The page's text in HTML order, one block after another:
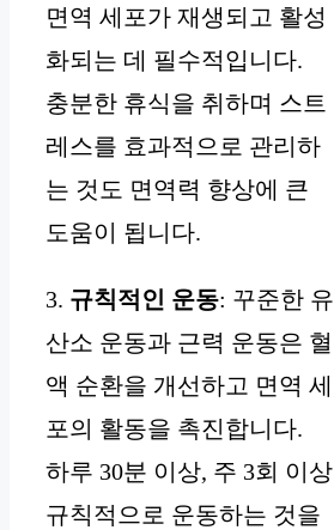
면역 세포가 재생되고 활성
화되는 데 필수적입니다.
충분한 휴식을 취하며 스트
레스를 효과적으로 관리하
는 것도 면역력 향상에 큰
도움이 됩니다.
3. 규칙적인 운동: 꾸준한 유
산소 운동과 근력 운동은 혈
액 순환을 개선하고 면역 세
포의 활동을 촉진합니다.
하루 30분 이상, 주 3회 이상
규칙적으로 운동하는 것을